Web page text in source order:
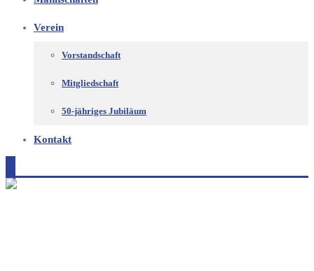
Verein
Vorstandschaft
Mitgliedschaft
50-jähriges Jubiläum
Kontakt